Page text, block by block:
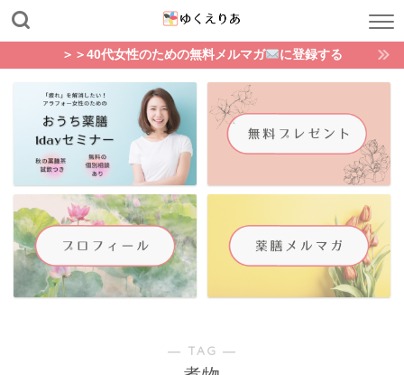
＞＞40代女性のための無料メルマガ に登録する
― TAG ―